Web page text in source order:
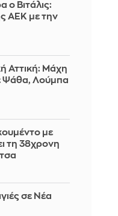
ο Βιτάλις:
ΑΕΚ με την
Αττική: Μάχη
Ψάθα, Λούμπα
με
τη 38χρονη
σε Νέα